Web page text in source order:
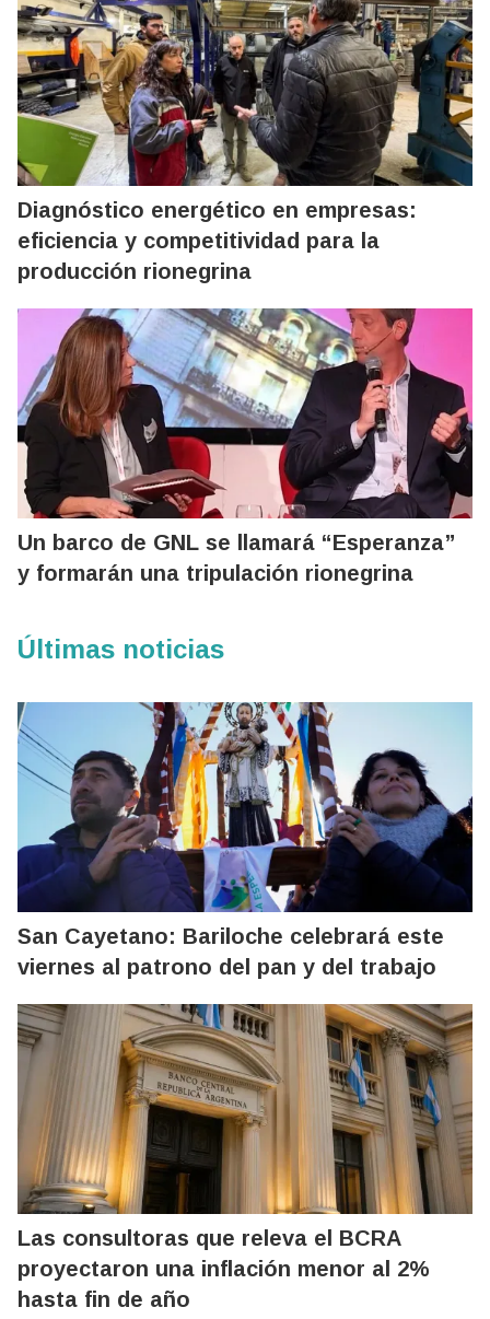
Diagnóstico energético en empresas:
eficiencia y competitividad para la
producción rionegrina
Un barco de GNL se llamará “Esperanza”
y formarán una tripulación rionegrina
Últimas noticias
San Cayetano: Bariloche celebrará este
viernes al patrono del pan y del trabajo
Las consultoras que releva el BCRA
proyectaron una inflación menor al 2%
hasta fin de año